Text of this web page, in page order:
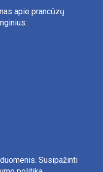
apie prancūzų
Susipažinti